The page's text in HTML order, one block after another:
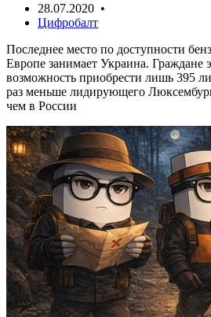
28.07.2020 •
Цифробалт
Последнее место по доступности
Европе занимает Украина. Граждане
возможность приобрести лишь 395
раз меньше лидирующего
чем в России